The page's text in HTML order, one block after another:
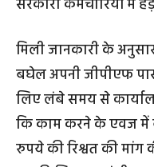
सरकारी कर्मचारियों में
मिली जानकारी के
बघेल अपनी जीपीएफ
लिए लंबे समय से
कि काम करने के एवज में
रुपये की रिश्वत की मांग